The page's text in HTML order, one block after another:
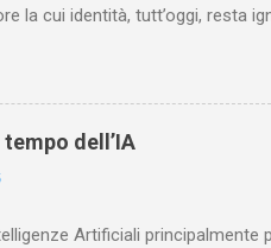
la cui identità, tutt’oggi, resta
(e, in alcuni capitoli,
le lotte intestine al Ministero
sociale dell'Inghilterra
che non aveva alcun
a sapere quali fossero le reali
dell’IA
Artificiali